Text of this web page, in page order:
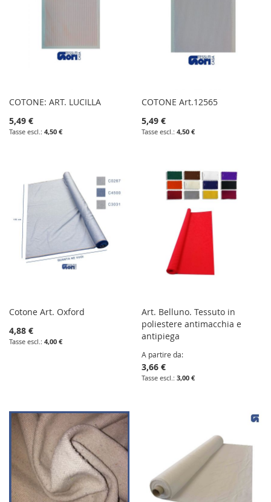
COTONE: ART. LUCILLA
5,49 €
4,50 €
COTONE Art.12565
5,49 €
4,50 €
Cotone Art. Oxford
4,88 €
4,00 €
Art. Belluno. Tessuto in
poliestere antimacchia e
antipiega
A partire da
3,66 €
3,00 €